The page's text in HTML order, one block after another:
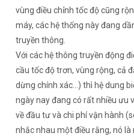
vùng điều chỉnh tốc độ cũng
máy, các hệ thống này đang
truyền thông.
Với các hệ thông truyền động
cầu tốc độ trơn, vùng rộng, cả
dừng chính xác…) thì hệ dung
ngày nay đang có rất nhiều ưu
về đầu tư và chi phí vận hành
nhắc nhau một điều rằng, nó